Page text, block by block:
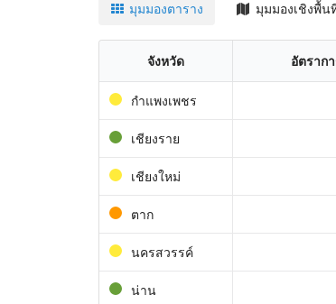
มุมมองตาราง มุมมองเชิงพื้น
จังหวัด อัตราก
กำแพงเพชร
เชียงราย
เชียงใหม่
ตาก
นครสวรรค์
น่าน